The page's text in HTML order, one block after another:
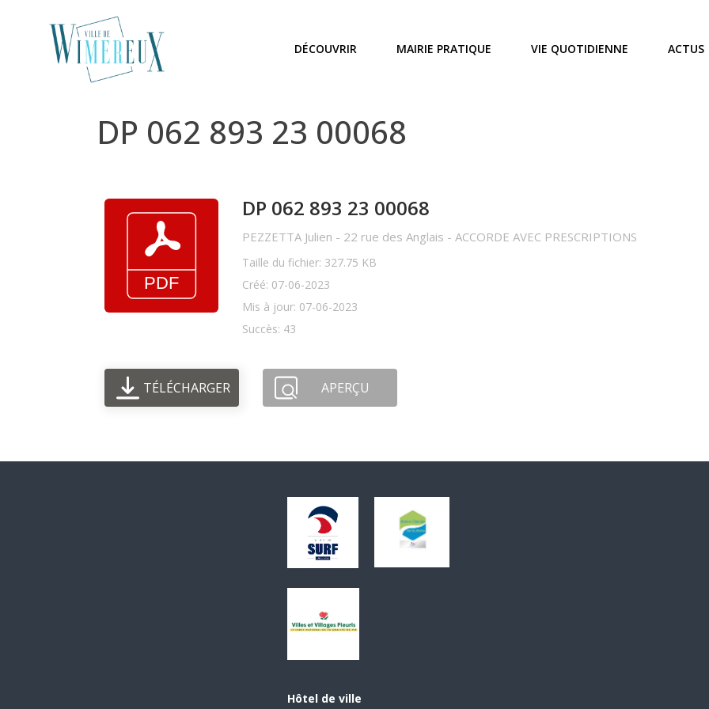
DÉCOUVRIR MAIRIE PRATIQUE VIE QUOTIDIENNE ACTUS
DP 062 893 23 00068
DP 062 893 23 00068
PEZZETTA Julien - 22 rue des Anglais - ACCORDE AVEC PRESCRIPTIONS
Taille du fichier: 327.75 KB
Créé: 07-06-2023
Mis à jour: 07-06-2023
Succès: 43
TÉLÉCHARGER APERÇU
Hôtel de ville